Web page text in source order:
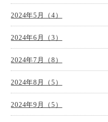
2024年5月（4）
2024年6月（3）
2024年7月（8）
2024年8月（5）
2024年9月（5）